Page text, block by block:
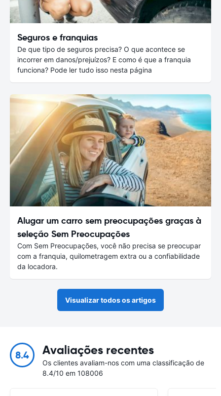
Seguros e franquias
De que tipo de seguros precisa? O que acontece se
incorrer em danos/prejuízos? E como é que a franquia
funciona? Pode ler tudo isso nesta página
Alugar um carro sem preocupações graças à
seleção Sem Preocupações
Com Sem Preocupações, você não precisa se preocupar
com a franquia, quilometragem extra ou a confiabilidade
da locadora.
Visualizar todos os artigos
8.4 Avaliações recentes
Os clientes avaliam-nos com uma classificação de
8.4/10 em 108006